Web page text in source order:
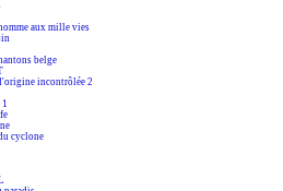
aux mille vies
belge
incontrôlée 2
cyclone